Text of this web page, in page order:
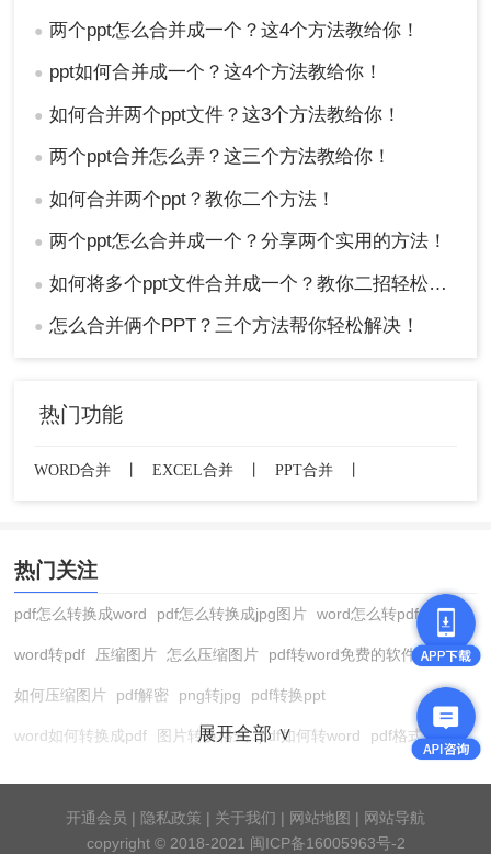
● 两个ppt怎么合并成一个？这4个方法教给你！
● ppt如何合并成一个？这4个方法教给你！
● 如何合并两个ppt文件？这3个方法教给你！
● 两个ppt合并怎么弄？这三个方法教给你！
● 如何合并两个ppt？教你二个方法！
● 两个ppt怎么合并成一个？分享两个实用的方法！
● 如何将多个ppt文件合并成一个？教你二招轻松搞定！
● 怎么合并俩个PPT？三个方法帮你轻松解决！
热门功能
WORD合并 EXCEL合并 PPT合并
热门关注
pdf怎么转换成word pdf怎么转换成jpg图片 word怎么转pdf
word转pdf 压缩图片 怎么压缩图片 pdf转word免费的软件
如何压缩图片 pdf解密 png转jpg pdf转换ppt
word如何转换成pdf 图片转换格式 pdf如何转word pdf格式转换
pdf转cad 图片压缩软件 jpg转换成pdf 在线word转pdf
展开全部 ∨
开通会员 | 隐私政策 | 关于我们 | 网站地图 | 网站导航
copyright © 2018-2021 闽ICP备16005963号-2